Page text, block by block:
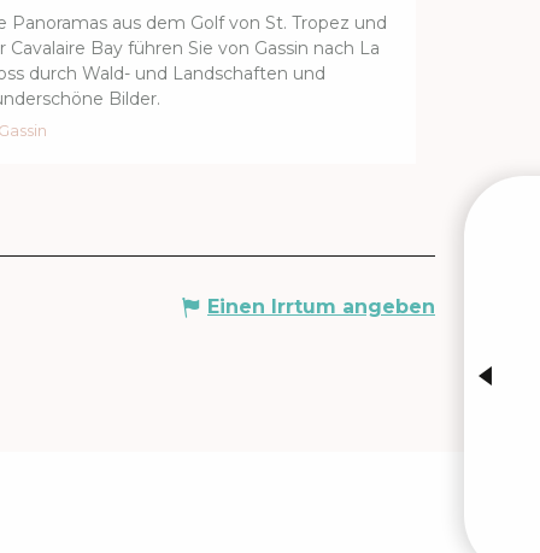
Panoramas aus dem Golf von St. Tropez und
Cavalaire Bay führen Sie von Gassin nach La
durch Wald- und Landschaften und
Bilder.
Gassin
Einen Irrtum angeben